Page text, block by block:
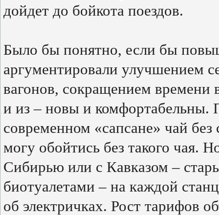
дойдет до бойкота поездов.
Было бы понятно, если бы
аргументировали улучшением
вагонов, сокращением времени
и из – новы и комфортабельны.
современном «сапсане» чай
могу обойтись без такого чая.
Сибирью или с Кавказом –
биотуалетами – на каждой
об электричках. Рост тарифов